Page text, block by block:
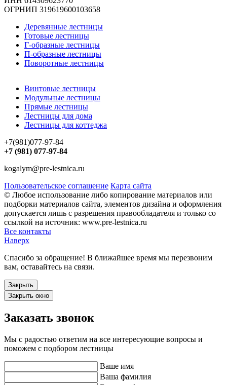
ОГРНИП 319619600103658
Деревянные лестницы
Готовые лестницы
Г-образные лестницы
П-образные лестницы
Поворотные лестницы
Винтовые лестницы
Модульные лестницы
Прямые лестницы
Лестницы для дома
Лестницы для коттеджа
+7(981)077-97-84
+7 (981) 077-97-84
kogalym@pre-lestnica.ru
Пользовательское соглашение Карта сайта
© Любое использование либо копирование материалов или
подборки материалов сайта, элементов дизайна и оформления
допускается лишь с разрешения правообладателя и только со
ссылкой на источник: www.pre-lestnica.ru
Все контакты
Наверх
Спасибо за обращение! В ближайшее время мы перезвоним
вам, оставайтесь на связи.
Закрыть
Закрыть окно
Заказать звонок
Мы с радостью ответим на все интересующие вопросы и
поможем с подбором лестницы
Ваше имя
Ваша фамилия